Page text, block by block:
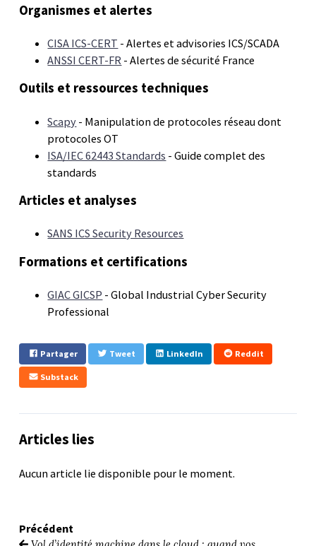
Organismes et alertes
CISA ICS-CERT - Alertes et advisories ICS/SCADA
ANSSI CERT-FR - Alertes de sécurité France
Outils et ressources techniques
Scapy - Manipulation de protocoles réseau dont
protocoles OT
ISA/IEC 62443 Standards - Guide complet des
standards
Articles et analyses
SANS ICS Security Resources
Formations et certifications
GIAC GICSP - Global Industrial Cyber Security
Professional
Partager Tweet LinkedIn Reddit
Substack
Articles lies
Aucun article lie disponible pour le moment.
Précédent